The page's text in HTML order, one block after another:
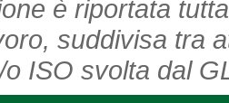
è riportata
suddivisa tra
ISO svolta dal